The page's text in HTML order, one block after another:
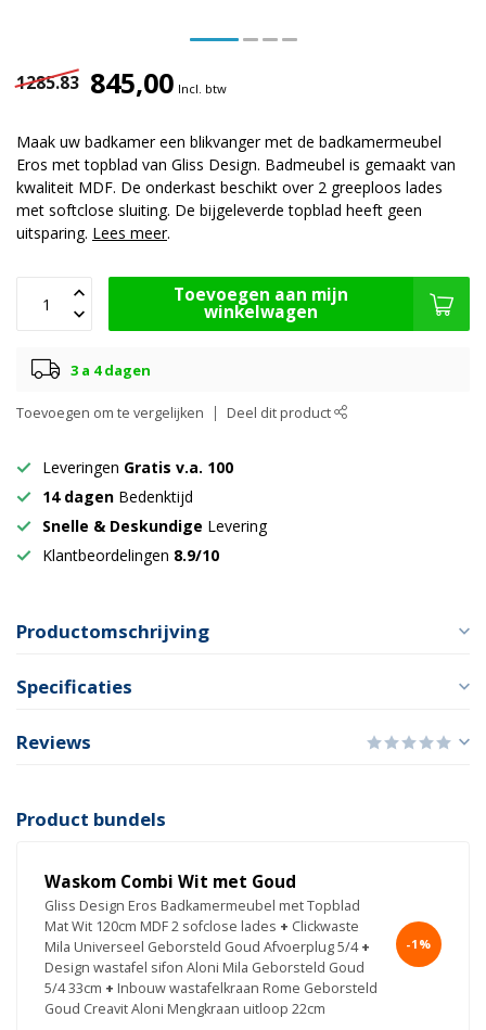
1285.83 845,00 Incl. btw
Maak uw badkamer een blikvanger met de badkamermeubel
Eros met topblad van Gliss Design. Badmeubel is gemaakt van
kwaliteit MDF. De onderkast beschikt over 2 greeploos lades
met softclose sluiting. De bijgeleverde topblad heeft geen
uitsparing. Lees meer.
Toevoegen aan mijn
winkelwagen
3 a 4 dagen
Toevoegen om te vergelijken Deel dit product
Leveringen Gratis v.a. 100
14 dagen Bedenktijd
Snelle & Deskundige Levering
Klantbeordelingen 8.9/10
Productomschrijving
Specificaties
Reviews
Product bundels
Waskom Combi Wit met Goud
Gliss Design Eros Badkamermeubel met Topblad
Mat Wit 120cm MDF 2 sofclose lades + Clickwaste
Mila Universeel Geborsteld Goud Afvoerplug 5/4 +
Design wastafel sifon Aloni Mila Geborsteld Goud
5/4 33cm + Inbouw wastafelkraan Rome Geborsteld
Goud Creavit Aloni Mengkraan uitloop 22cm
-1%